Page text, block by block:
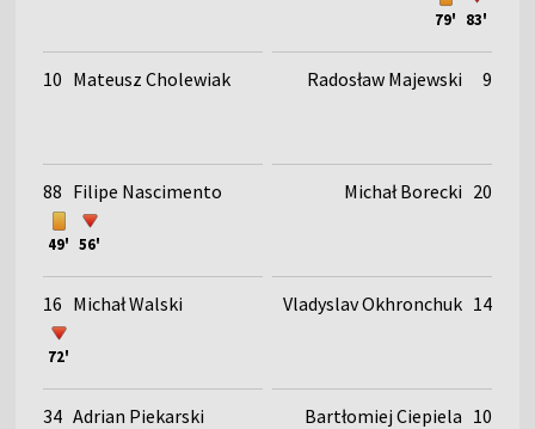
10 Mateusz Cholewiak
88 Filipe Nascimento
49' 56'
16 Michał Walski
72'
34 Adrian Piekarski
79' 83'
Radosław Majewski 9
Michał Borecki 20
Vladyslav Okhronchuk 14
Bartłomiej Ciepiela 10